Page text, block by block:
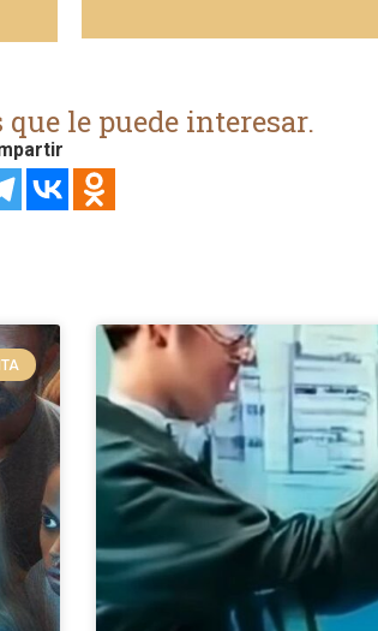
le puede interesar.